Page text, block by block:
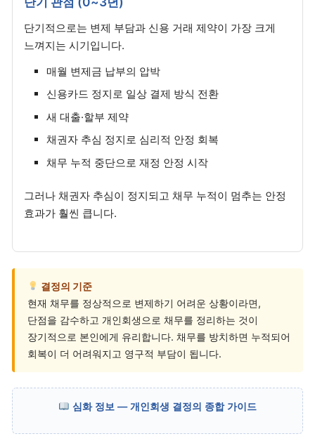
단기적으로는 변제 부담과 신용 거래 제약이 가장 크게
느껴지는 시기입니다.
매월 변제금 납부의 압박
신용카드 정지로 일상 결제 방식 전환
새 대출·할부 제약
채권자 추심 정지로 심리적 안정 회복
채무 누적 중단으로 재정 안정 시작
그러나 채권자 추심이 정지되고 채무 누적이 멈추는 안정
효과가 훨씬 큽니다.
결정의 기준
현재 채무를 정상적으로 변제하기 어려운 상황이라면,
단점을 감수하고 개인회생으로 채무를 정리하는 것이
장기적으로 본인에게 유리합니다. 채무를 방치하면 누적되어
회복이 더 어려워지고 영구적 부담이 됩니다.
심화 정보 — 개인회생 결정의 종합 가이드